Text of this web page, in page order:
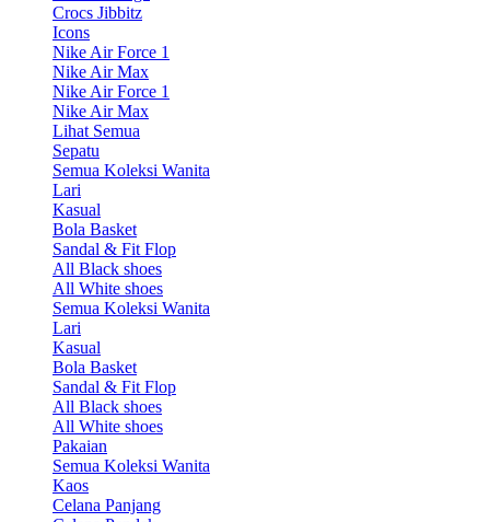
Crocs Jibbitz
Icons
Nike Air Force 1
Nike Air Max
Nike Air Force 1
Nike Air Max
Lihat Semua
Sepatu
Semua Koleksi Wanita
Lari
Kasual
Bola Basket
Sandal & Fit Flop
All Black shoes
All White shoes
Semua Koleksi Wanita
Lari
Kasual
Bola Basket
Sandal & Fit Flop
All Black shoes
All White shoes
Pakaian
Semua Koleksi Wanita
Kaos
Celana Panjang